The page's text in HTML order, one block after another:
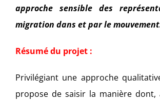
approche sensible des
migration dans et par le
Résumé du projet :
Privilégiant une approche
propose de saisir la manière dont,